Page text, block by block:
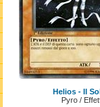
Helios - Il
Pyro /